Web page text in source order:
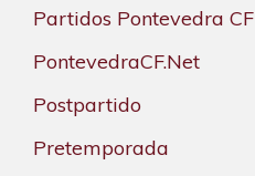
Partidos Pontevedra CF
PontevedraCF.Net
Postpartido
Pretemporada